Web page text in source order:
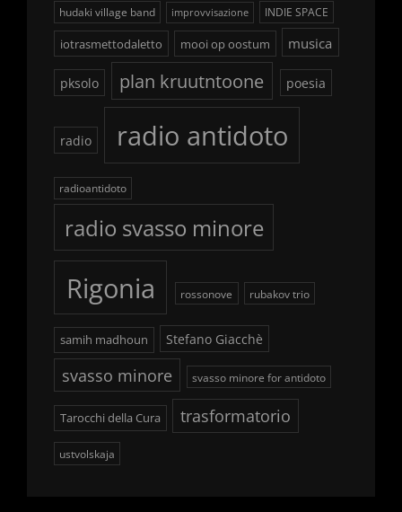
hudaki village band improvvisazione INDIE SPACE
iotrasmettodaletto mooi op oostum musica
pksolo plan kruutntoone poesia
radio radio antidoto
radioantidoto
radio svasso minore
Rigonia rossonove rubakov trio
samih madhoun Stefano Giacchè
svasso minore svasso minore for antidoto
Tarocchi della Cura trasformatorio
ustvolskaja